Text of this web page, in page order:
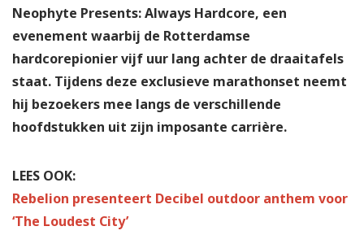
Neophyte Presents: Always Hardcore, een
evenement waarbij de Rotterdamse
hardcorepionier vijf uur lang achter de draaitafels
staat. Tijdens deze exclusieve marathonset neemt
hij bezoekers mee langs de verschillende
hoofdstukken uit zijn imposante carrière.
LEES OOK:
Rebelion presenteert Decibel outdoor anthem voor
‘The Loudest City’